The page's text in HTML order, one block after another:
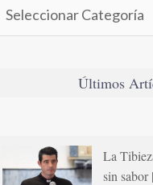
Últimos
La
sin sabor